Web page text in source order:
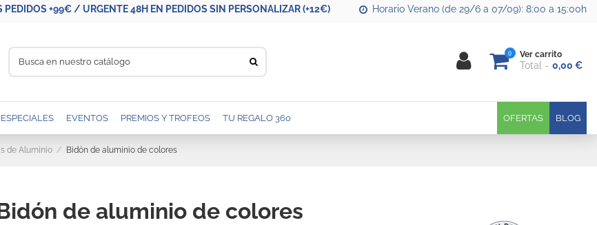
PEDIDOS +99€ / URGENTE 48H EN PEDIDOS SIN PERSONALIZAR (+12€) Horario Verano (de 29/6 a 07/09): 8:00 a 15:00h
0 Ver carrito
Total 0,00 €
EVENTOS PREMIOS Y TROFEOS BLOG
TU REGALO 360 OFERTAS
de Aluminio Bidón de aluminio de colores
de aluminio de colores